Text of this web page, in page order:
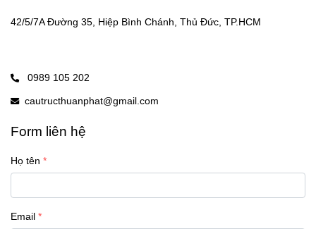
42/5/7A Đường 35, Hiệp Bình Chánh, Thủ Đức, TP.HCM
0989 105 202
cautructhuanphat@gmail.com
Form liên hệ
Họ tên
Email